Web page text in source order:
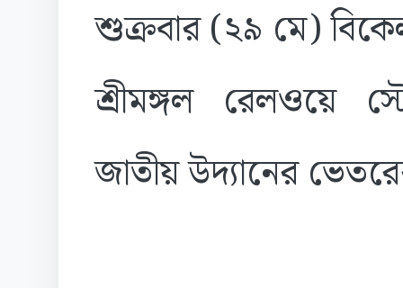
শুক্রবার (২৯ মে)
শ্রীমঙ্গল রেলওয়ে
জাতীয় উদ্যানের